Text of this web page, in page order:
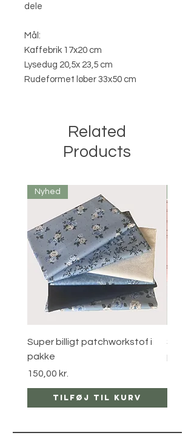
dele
Mål:
Kaffebrik 17x20 cm
Lysedug 20,5x 23,5 cm
Rudeformet løber 33x50 cm
Related
Products
Nyhed
Super billigt patchworkstof i
pakke
Pris
150,00 kr.
Tilføj til kurv
pakke